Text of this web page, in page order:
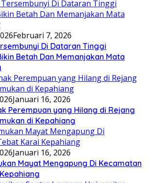
Februari 7, 2026
Di Dataran Tinggi
Betah Dan Memanjakan Mata
Januari 16, 2026
Perempuan yang Hilang di Rejang
di Kepahiang
Januari 16, 2026
Mayat Mengapung Di Kecamatan